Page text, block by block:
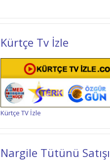
Kürtçe Tv İzle
Kürtçe TV İzle
Nargile Tütünü Satışı